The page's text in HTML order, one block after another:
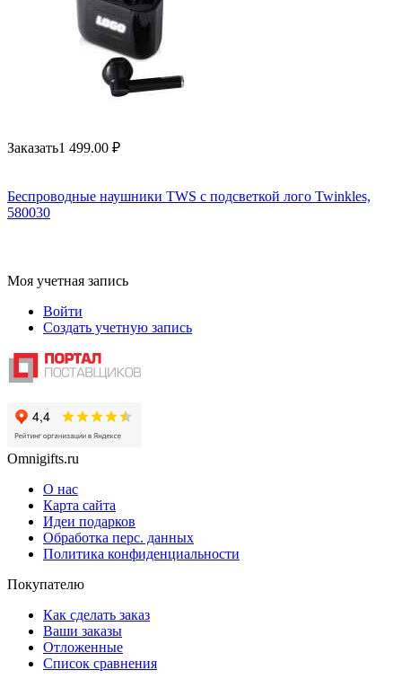
Заказать1 499.00 ₽
Беспроводные наушники TWS c подсветкой лого Twinkles,
580030
Моя учетная запись
Войти
Создать учетную запись
Omnigifts.ru
О нас
Карта сайта
Идеи подарков
Обработка перс. данных
Политика конфиденциальности
Покупателю
Как сделать заказ
Ваши заказы
Отложенные
Список сравнения